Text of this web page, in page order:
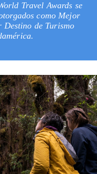
Travel Awards se
como Mejor
de Turismo